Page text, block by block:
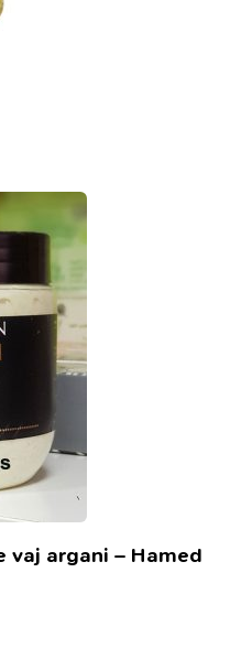
vaj argani – Hamed